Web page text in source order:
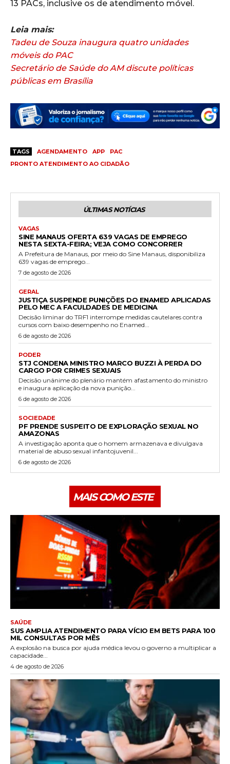
13 PACs, inclusive os de atendimento móvel.
Leia mais:
Tadeu de Souza inaugura quatro unidades
móveis do PAC
Secretário de Saúde do AM discute políticas
públicas em Brasília
TAGS AGENDAMENTO APP
PAC
PRONTO ATENDIMENTO AO CIDADÃO
ÚLTIMAS NOTÍCIAS
VAGAS
SINE MANAUS OFERTA 639 VAGAS DE EMPREGO
NESTA SEXTA-FEIRA; VEJA COMO CONCORRER
A Prefeitura de Manaus, por meio do Sine Manaus, disponibiliza
639 vagas de emprego...
7 de agosto de 2026
GERAL
JUSTIÇA SUSPENDE PUNIÇÕES DO ENAMED APLICADAS
PELO MEC A FACULDADES DE MEDICINA
Decisão liminar do TRF1 interrompe medidas cautelares contra
cursos com baixo desempenho no Enamed...
6 de agosto de 2026
PODER
STJ CONDENA MINISTRO MARCO BUZZI À PERDA DO
CARGO POR CRIMES SEXUAIS
Decisão unânime do plenário mantém afastamento do ministro
e inaugura aplicação da nova punição...
6 de agosto de 2026
SOCIEDADE
PF PRENDE SUSPEITO DE EXPLORAÇÃO SEXUAL NO
AMAZONAS
A investigação aponta que o homem armazenava e divulgava
material de abuso sexual infantojuvenil...
6 de agosto de 2026
MAIS COMO ESTE
SAÚDE
SUS AMPLIA ATENDIMENTO PARA VÍCIO EM BETS PARA 100
MIL CONSULTAS POR MÊS
A explosão na busca por ajuda médica levou o governo a multiplicar a
capacidade...
4 de agosto de 2026